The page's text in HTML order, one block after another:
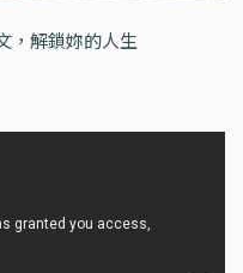
，解鎖妳的人生